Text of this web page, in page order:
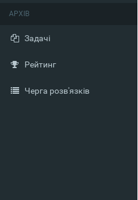
АРХІВ
Задачі
Рейтинг
Черга розв'язків